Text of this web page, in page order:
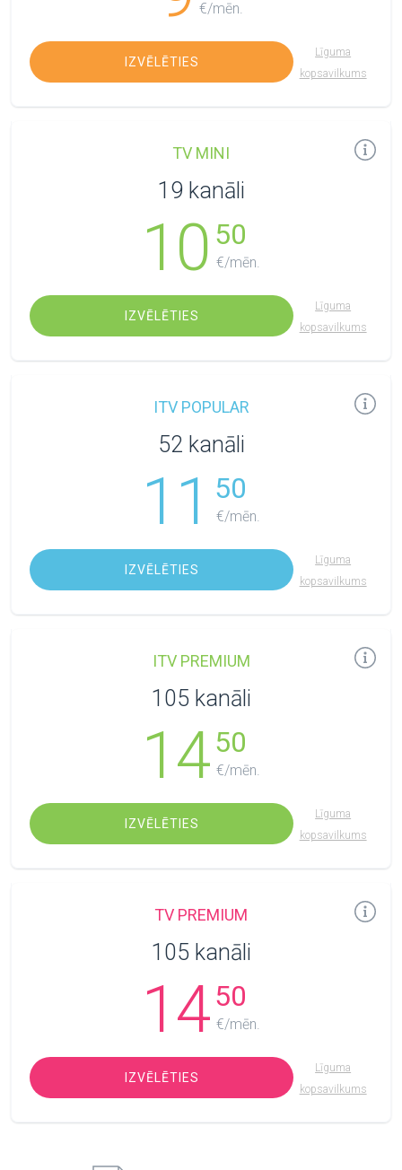
€/mēn.
IZVĒLĒTIES
Līguma
kopsavilkums
TV MINI
19 kanāli
10 50
€/mēn.
IZVĒLĒTIES
Līguma
kopsavilkums
ITV POPULAR
52 kanāli
11 50
€/mēn.
IZVĒLĒTIES
Līguma
kopsavilkums
ITV PREMIUM
105 kanāli
1450
€/mēn.
IZVĒLĒTIES
Līguma
kopsavilkums
TV PREMIUM
105 kanāli
1450
€/mēn.
IZVĒLĒTIES
Līguma
kopsavilkums